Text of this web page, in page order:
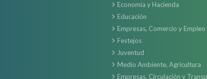
Economía y Hacienda
Educación
Empresas, Comercio y Empleo
Festejos
Juventud
Medio Ambiente, Agricultura
Empresas, Circulación y